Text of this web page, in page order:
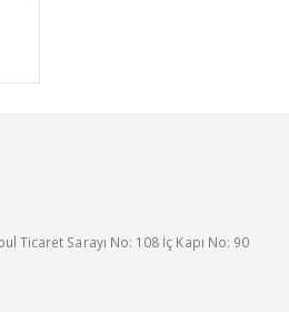
Ticaret Sarayı No: 108 İç Kapı No: 90